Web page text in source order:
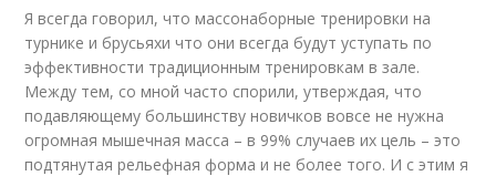
Я всегда говорил, что массонаборные тренировки на
турнике и брусьяхи что они всегда будут уступать по
эффективности традиционным тренировкам в зале.
Между тем, со мной часто спорили, утверждая, что
подавляющему большинству новичков вовсе не нужна
огромная мышечная масса – в 99% случаев их цель – это
подтянутая рельефная форма и не более того. И с этим я